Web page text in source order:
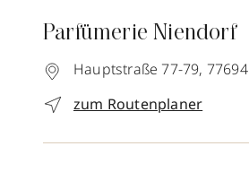
Parfümerie Niendorf
Hauptstraße 77-79, 77694
zum Routenplaner